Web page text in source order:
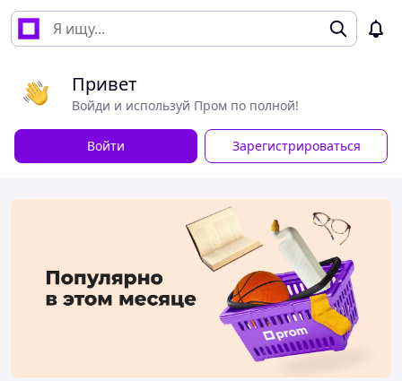
Привет
Войди и используй Пром по полной!
Войти Зарегистрироваться